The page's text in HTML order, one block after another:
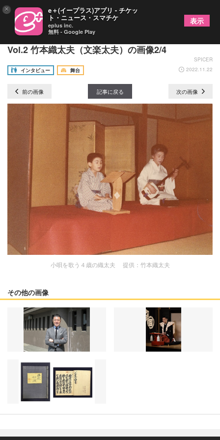
《連載》もっと文楽！〜文楽技芸員インタビュー〜
Vol.2 竹本織太夫（文楽太夫）の画像2/4
SPICER
インタビュー
舞台 2022.11.22
前の画像 記事に戻る 次の画像
小唄を歌う４歳の織太夫 提供：竹本織太夫
その他の画像
× e＋(イープラス)アプリ - チケッ
ト・ニュース・スマチケ
eplus inc.
無料 - Google Play
表示